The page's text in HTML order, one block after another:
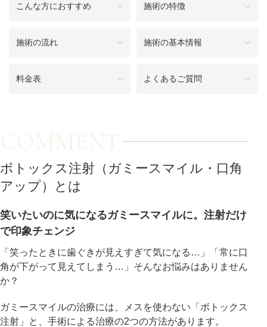
医師の
西梅田から徒歩2分
ついて
アフターケア オンライン診療
よくあるご質問
こんな方におすすめ 施術の特徴
施術の流れ 施術の基本情報
料金表 よくあるご質問
ボトックス注射（ガミースマイル・口角
アップ）とは
笑いたいのに気になるガミースマイルに。注射だけ
で印象チェンジ
「笑ったときに歯ぐきが見えすぎて気になる…」「常に口
角が下がって見えてしまう…」そんなお悩みはありません
か？
ガミースマイルの治療には、メスを使わない「ボトックス
注射」と、手術による治療の2つの方法があります。